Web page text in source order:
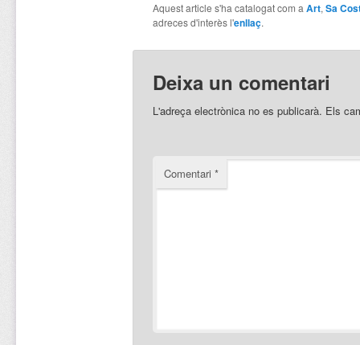
Aquest article s'ha catalogat com aArt,Sa
adreces d'interès l'enllaç.
Deixa un comentari
L'adreça electrònica no es publicarà. Els
Comentari *